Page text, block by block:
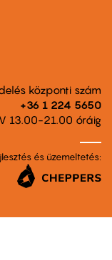
központi szám
+36 1 224 5650
13.00-21.00 óráig
és üzemeltetés: